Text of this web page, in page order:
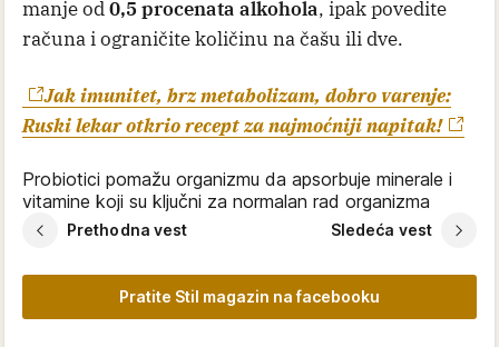
manje od0,5 procenata alkohola, ipak povedite
računa i ograničite količinu na čašu ili dve.
Jak imunitet, brz metabolizam, dobro varenje:
Ruski lekar otkrio recept za najmoćniji napitak!
Probiotici pomažu organizmu da apsorbuje minerale i
vitamine koji su ključni za normalan rad organizma
Prethodna vest Sledeća vest
Pratite Stil magazin na facebooku